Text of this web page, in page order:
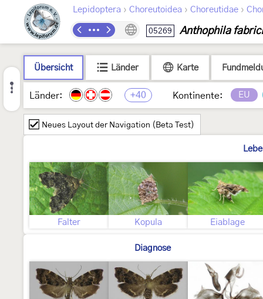
Lepidoptera › Choreutoidea › Choreutidae ›
05269 Anthophila
Übersicht Länder Karte
Länder: +40 Kontinente: EU
Neues Layout der Navigation (Beta Test)
Falter Kopula Eiablage
Diagnose